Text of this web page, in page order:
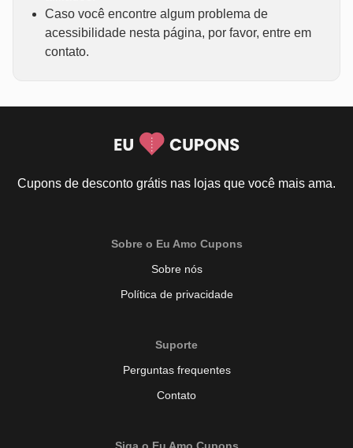
Caso você encontre algum problema de
acessibilidade nesta página, por favor, entre em
contato.
Cupons de desconto grátis nas lojas que você mais ama.
Sobre o Eu Amo Cupons
Sobre nós
Política de privacidade
Suporte
Perguntas frequentes
Contato